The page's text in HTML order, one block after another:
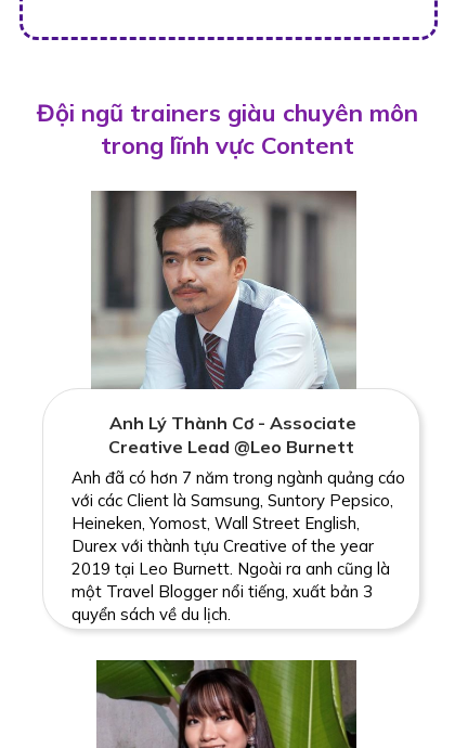
Anh đã có hơn 7 năm trong ngành quảng cáo
với các Client là Samsung, Suntory Pepsico,
Heineken, Yomost, Wall Street English,
Durex với thành tựu Creative of the year
2019 tại Leo Burnett. Ngoài ra anh cũng là
một Travel Blogger nổi tiếng, xuất bản 3
quyển sách về du lịch.
Anh Lý Thành Cơ - Associate
Creative Lead @Leo Burnett
Đội ngũ trainers giàu chuyên môn
trong lĩnh vực Content